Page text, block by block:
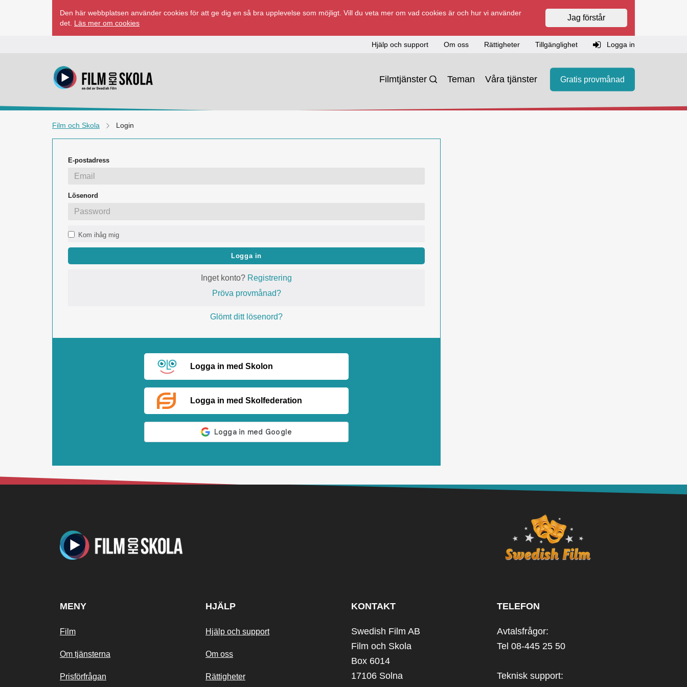
Den här webbplatsen använder cookies för att ge dig en så bra upplevelse som möjligt. Vill du veta mer om vad cookies är och hur vi använder
det. Läs mer om cookies
Jag förstår
Hjälp och support Om oss Rättigheter Tillgänglighet Logga in
Filmtjänster Teman Våra tjänster Gratis provmånad
Film och Skola Login
E-postadress
Lösenord
Kom ihåg mig
Logga in
Inget konto? Registrering
Pröva provmånad?
Glömt ditt lösenord?
Logga in med Skolon
Logga in med Skolfederation
MENY
Film
Om tjänsterna
Prisförfrågan
HJÄLP
Hjälp och support
Om oss
Rättigheter
KONTAKT
Swedish Film AB
Film och Skola
Box 6014
17106 Solna
TELEFON
Avtalsfrågor:
Tel 08-445 25 50
Teknisk support: